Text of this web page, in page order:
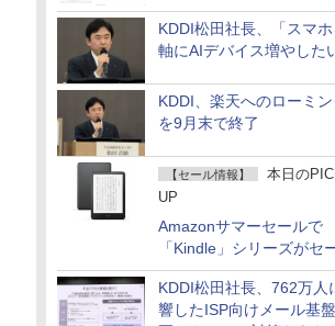
KDDI松田社長、「スマホ
軸にAIデバイス増やした
KDDI、楽天へのローミ
を9月末で終了
【セール情報】
本日の
UP
Amazonサマーセールで
「Kindle」シリーズがセ
KDDI松田社長、762万人
響したISP向けメール基